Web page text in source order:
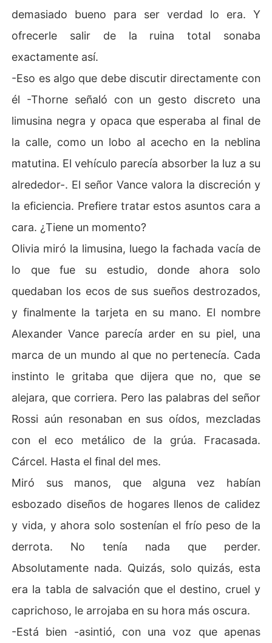
demasiado bueno para ser verdad lo era. Y
ofrecerle salir de la ruina total sonaba
exactamente así.
-Eso es algo que debe discutir directamente con
él -Thorne señaló con un gesto discreto una
limusina negra y opaca que esperaba al final de
la calle, como un lobo al acecho en la neblina
matutina. El vehículo parecía absorber la luz a su
alrededor-. El señor Vance valora la discreción y
la eficiencia. Prefiere tratar estos asuntos cara a
cara. ¿Tiene un momento?
Olivia miró la limusina, luego la fachada vacía de
lo que fue su estudio, donde ahora solo
quedaban los ecos de sus sueños destrozados,
y finalmente la tarjeta en su mano. El nombre
Alexander Vance parecía arder en su piel, una
marca de un mundo al que no pertenecía. Cada
instinto le gritaba que dijera que no, que se
alejara, que corriera. Pero las palabras del señor
Rossi aún resonaban en sus oídos, mezcladas
con el eco metálico de la grúa. Fracasada.
Cárcel. Hasta el final del mes.
Miró sus manos, que alguna vez habían
esbozado diseños de hogares llenos de calidez
y vida, y ahora solo sostenían el frío peso de la
derrota. No tenía nada que perder.
Absolutamente nada. Quizás, solo quizás, esta
era la tabla de salvación que el destino, cruel y
caprichoso, le arrojaba en su hora más oscura.
-Está bien -asintió, con una voz que apenas